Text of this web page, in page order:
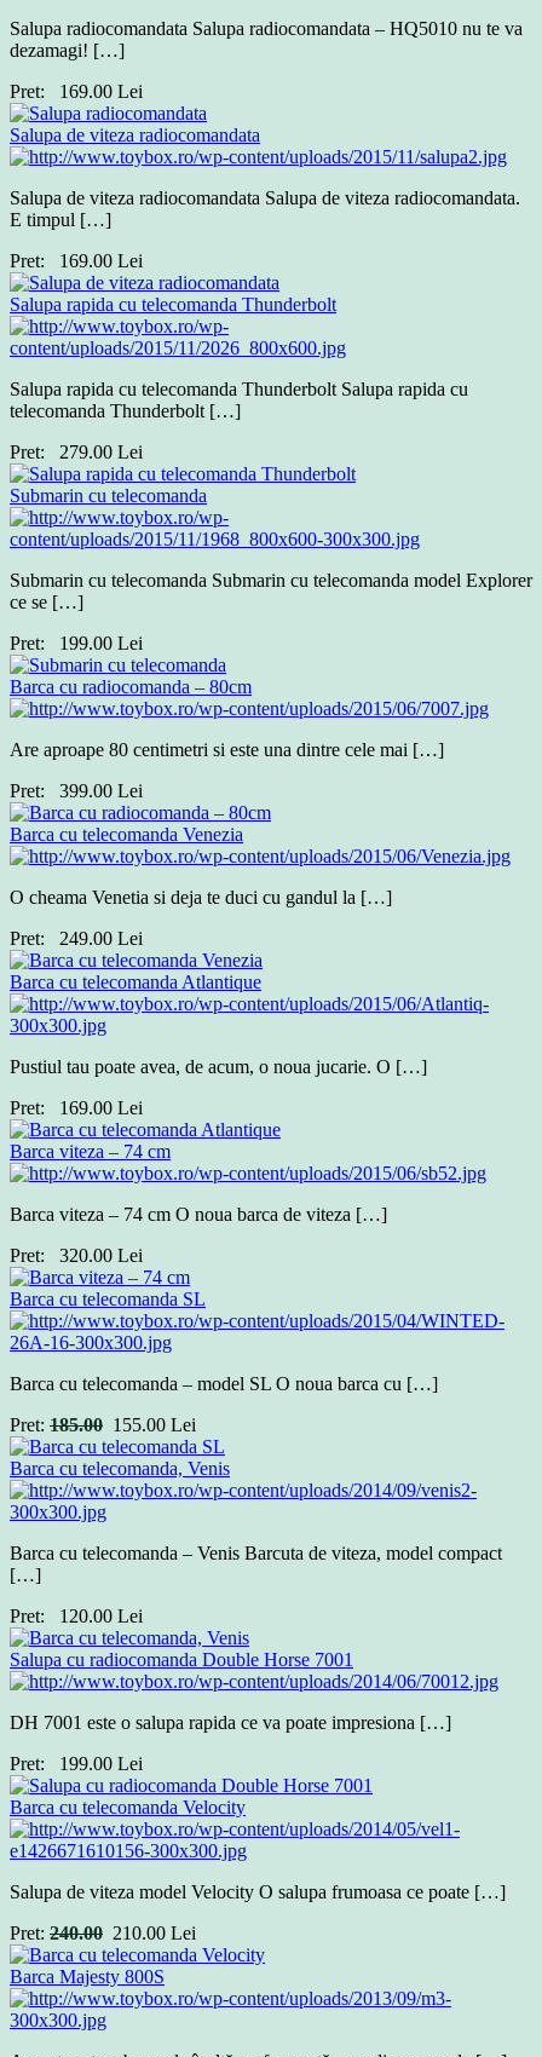
Salupa radiocomandata Salupa radiocomandata – HQ5010 nu te va
dezamagi! […]
Pret:
169.00 Lei
Salupa de viteza radiocomandata
Salupa de viteza radiocomandata Salupa de viteza radiocomandata.
E timpul […]
Pret:
169.00 Lei
Salupa rapida cu telecomanda Thunderbolt
Salupa rapida cu telecomanda Thunderbolt Salupa rapida cu
telecomanda Thunderbolt […]
Pret:
279.00 Lei
Submarin cu telecomanda
Submarin cu telecomanda Submarin cu telecomanda model Explorer
ce se […]
Pret:
199.00 Lei
Barca cu radiocomanda – 80cm
Are aproape 80 centimetri si este una dintre cele mai […]
Pret:
399.00 Lei
Barca cu telecomanda Venezia
O cheama Venetia si deja te duci cu gandul la […]
Pret:
249.00 Lei
Barca cu telecomanda Atlantique
Pustiul tau poate avea, de acum, o noua jucarie. O […]
Pret:
169.00 Lei
Barca viteza – 74 cm
Barca viteza – 74 cm O noua barca de viteza […]
Pret:
320.00 Lei
Barca cu telecomanda SL
Barca cu telecomanda – model SL O noua barca cu […]
Pret: 185.00 155.00 Lei
Barca cu telecomanda, Venis
Barca cu telecomanda – Venis Barcuta de viteza, model compact
[…]
Pret:
120.00 Lei
Salupa cu radiocomanda Double Horse 7001
DH 7001 este o salupa rapida ce va poate impresiona […]
Pret:
199.00 Lei
Barca cu telecomanda Velocity
Salupa de viteza model Velocity O salupa frumoasa ce poate […]
Pret: 240.00 210.00 Lei
Barca Majesty 800S